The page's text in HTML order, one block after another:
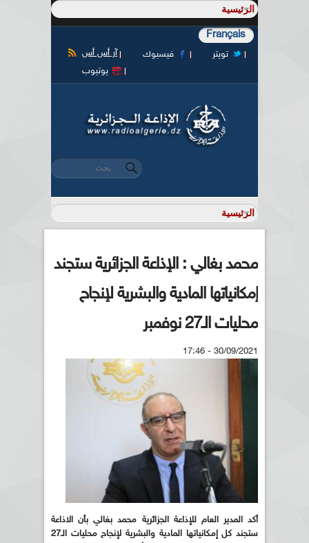
Français
آر أس أس فيسبوك
تويتر
يوتيوب
استمارة البحث
‏بحث ‏
محمد بغالي : الإذاعة الجزائرية ستجند
إمكانياتها المادية والبشرية لإنجاح
محليات الـ27 نوفمبر
30/09/2021 - 17:46
أكد المدير العام للإذاعة الجزائرية محمد بغالي بأن الاذاعة
ستجند كل إمكانياتها المادية والبشرية لإنجاح محليات الـ27